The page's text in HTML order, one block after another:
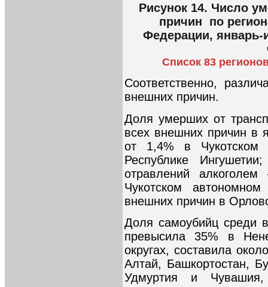
Рисунок 14. Число
причин по
Федерации, январь-
Список 83
Соответственно,
внешних причин.
Доля умерших от
всех внешних причин в
от 1,4% в Чукотском
Республике
отравлений
Чукотском
внешних причин в
Доля самоубийц среди
превысила 35% в
округах, составила
Алтай, Башкортостан,
Удмуртия и Чувашия,